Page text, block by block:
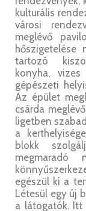
kulturális
városi
meglévő
tartozó
konyha,
gépészeti
Az épület
csárda
ligetben
a
blokk
megmaradó
egészül ki a
Létesül egy új
a látogatók. Itt